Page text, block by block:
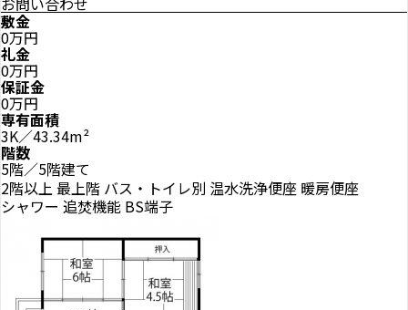
敷金
0万円
礼金
0万円
保証金
0万円
専有面積
3K／43.34m²
階数
5階／5階建て
2階以上 最上階 バス・トイレ別 温水洗浄便座 暖房便座
シャワー 追焚機能 BS端子